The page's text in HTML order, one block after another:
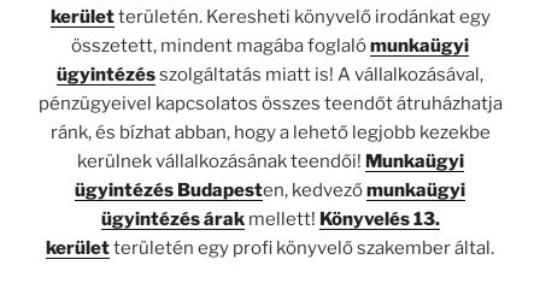
kerületterületén. Keresheti könyvelő irodánkat egy
összetett, mindent magába foglalómunkaügyi
ügyintézésszolgáltatás miatt is! A vállalkozásával,
pénzügyeivel kapcsolatos összes teendőt átruházhatja
ránk, és bízhat abban, hogy a lehető legjobb kezekbe
kerülnek vállalkozásának teendői! Munkaügyi
ügyintézés Budapesten, kedvezőmunkaügyi
ügyintézés árakmellett! Könyvelés 13.
kerületterületén egy profi könyvelő szakember által.